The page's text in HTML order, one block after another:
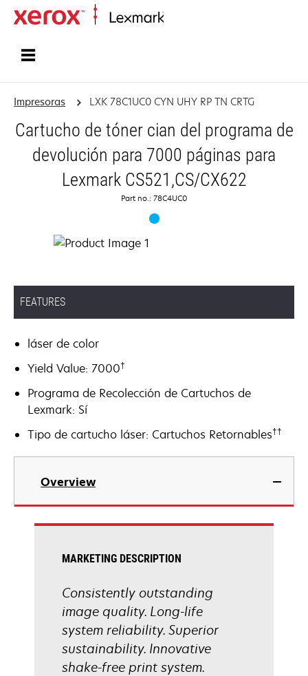
Impresoras LXK 78C1UC0 CYN UHY RP TN CRTG
Cartucho de tóner cian del programa de
devolución para 7000 páginas para
Lexmark CS521,CS/CX622
Part no.: 78C4UC0
FEATURES
láser de color
Yield Value: 7000†
Programa de Recolección de Cartuchos de
Lexmark: Sí
Tipo de cartucho láser: Cartuchos Retornables††
Overview
MARKETING DESCRIPTION
Consistently outstanding
image quality. Long-life
system reliability. Superior
sustainability. Innovative
shake-free print system.